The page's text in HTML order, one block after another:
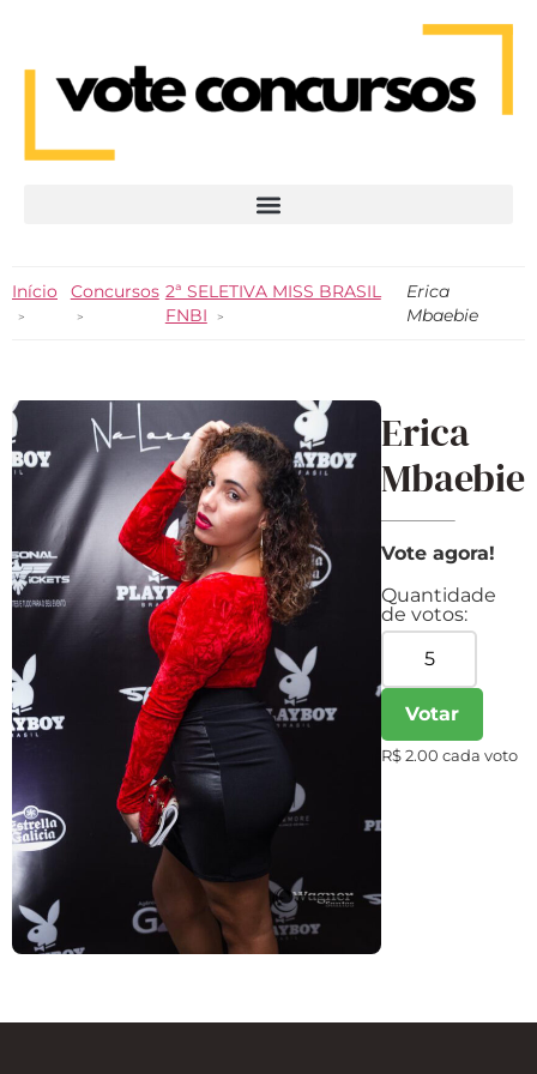
Início Concursos 2ª SELETIVA MISS BRASIL
FNBI
Erica
Mbaebie
Erica
Mbaebie
Vote agora!
Quantidade
de votos:
Votar
R$ 2.00 cada voto